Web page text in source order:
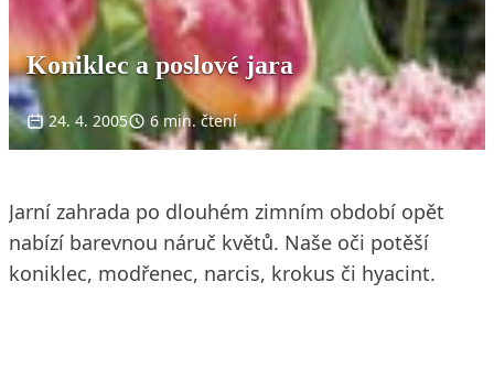
Koniklec a poslové jara
24. 4. 2005 6 min. čtení
Jarní zahrada po dlouhém zimním období opět
nabízí barevnou náruč květů. Naše oči potěší
koniklec, modřenec, narcis, krokus či hyacint.